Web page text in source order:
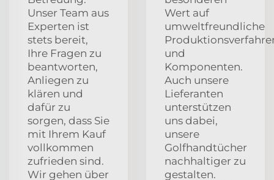
Unser Team aus
Experten ist
stets bereit,
Ihre Fragen zu
beantworten,
Anliegen zu
klären und
dafür zu
sorgen, dass Sie
mit Ihrem Kauf
vollkommen
zufrieden sind.
Wir gehen über
Wert auf
umweltfreundliche
und
Komponenten.
Auch unsere
Lieferanten
unterstützen
uns dabei,
unsere
Golfhandtücher
nachhaltiger zu
gestalten.